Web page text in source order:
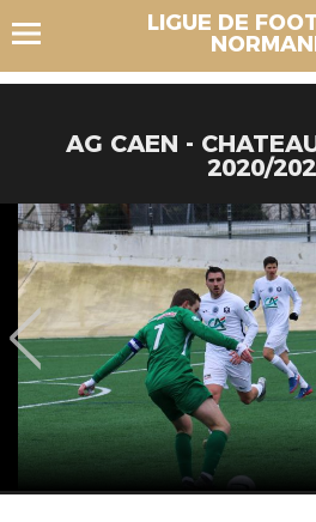
LIGUE DE
AG CAEN -
2020/